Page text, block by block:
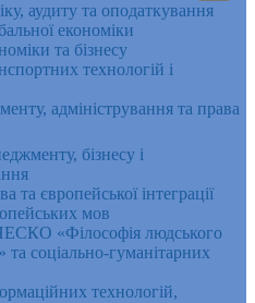
аудиту та оподаткування
економіки
та бізнесу
технологій і
адміністрування та права
бізнесу і
та європейської інтеграції
мов
«Філософія людського
та соціально-гуманітарних
технологій,